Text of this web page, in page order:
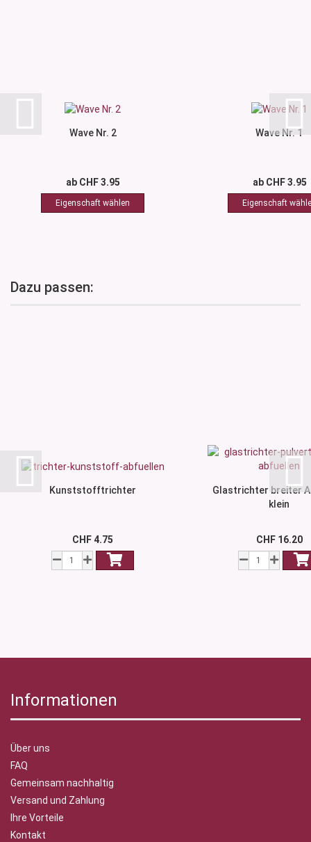
Wave Nr. 2
ab CHF 3.95
Wave Nr. 1
ab CHF 3.95
Dazu passen:
Kunststofftrichter
CHF 4.75
Glastrichter breiter
klein
CHF 16.20
Informationen
Über uns
FAQ
Gemeinsam nachhaltig
Versand und Zahlung
Ihre Vorteile
Kontakt